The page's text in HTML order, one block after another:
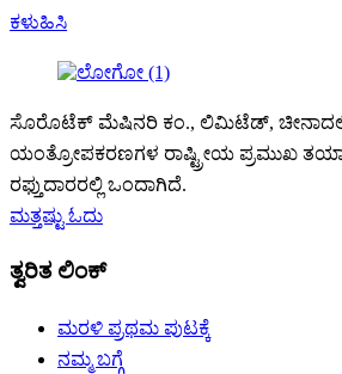
ಕಳುಹಿಸಿ
ಸೊರೊಟೆಕ್ ಮೆಷಿನರಿ ಕಂ., ಲಿಮಿಟೆಡ್,
ಯಂತ್ರೋಪಕರಣಗಳ ರಾಷ್ಟ್ರೀಯ ಪ್ರಮುಖ
ರಫ್ತುದಾರರಲ್ಲಿ ಒಂದಾಗಿದೆ.
ಮತ್ತಷ್ಟು ಓದು
ತ್ವರಿತ ಲಿಂಕ್
ಮರಳಿ ಪ್ರಥಮ ಪುಟಕ್ಕೆ
ನಮ್ಮ ಬಗ್ಗೆ